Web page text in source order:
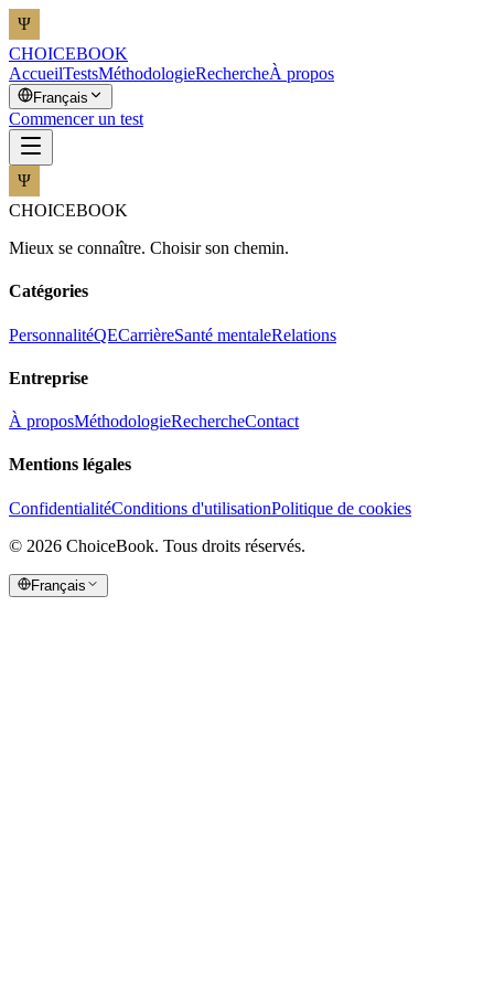
CHOICEBOOK
AccueilTestsMéthodologieRechercheÀ propos
Français
Commencer un test
CHOICEBOOK
Mieux se connaître. Choisir son chemin.
Catégories
PersonnalitéQECarrièreSanté mentaleRelations
Entreprise
À proposMéthodologieRechercheContact
Mentions légales
ConfidentialitéConditions d'utilisationPolitique de cookies
© 2026 ChoiceBook. Tous droits réservés.
Français